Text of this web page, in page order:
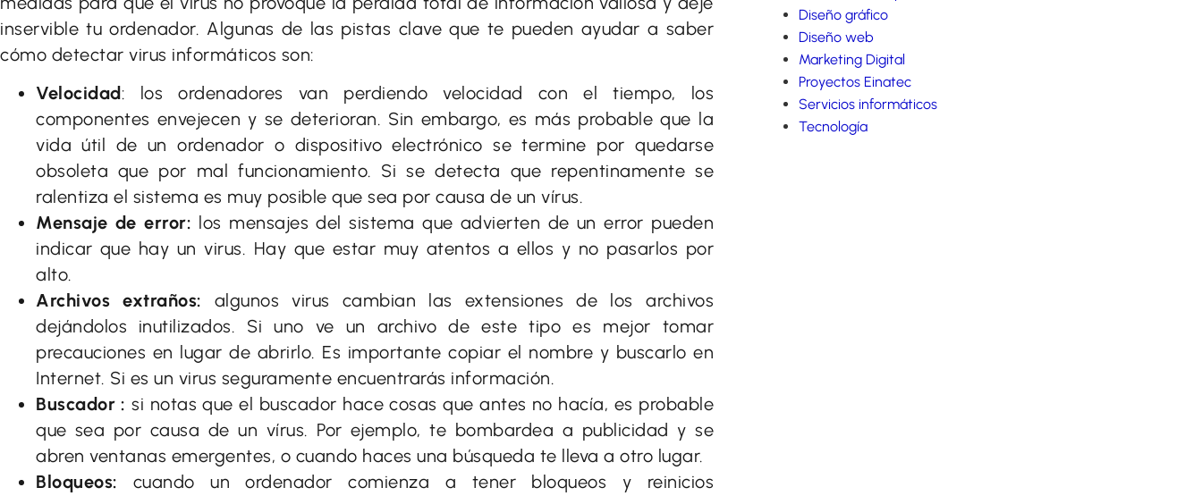
inservible tu ordenador. Algunas de las pistas clave que te pueden ayudar a saber
cómo detectar virus informáticos son:
Velocidad: los ordenadores van perdiendo velocidad con el tiempo, los
componentes envejecen y se deterioran. Sin embargo, es más probable que la
vida útil de un ordenador o dispositivo electrónico se termine por quedarse
obsoleta que por mal funcionamiento. Si se detecta que repentinamente se
ralentiza el sistema es muy posible que sea por causa de un vírus.
Mensaje de error: los mensajes del sistema que advierten de un error pueden
indicar que hay un virus. Hay que estar muy atentos a ellos y no pasarlos por
alto.
Archivos extraños: algunos virus cambian las extensiones de los archivos
dejándolos inutilizados. Si uno ve un archivo de este tipo es mejor tomar
precauciones en lugar de abrirlo. Es importante copiar el nombre y buscarlo en
Internet. Si es un virus seguramente encuentrarás información.
Buscador : si notas que el buscador hace cosas que antes no hacía, es probable
que sea por causa de un vírus. Por ejemplo, te bombardea a publicidad y se
abren ventanas emergentes, o cuando haces una búsqueda te lleva a otro lugar.
Bloqueos: cuando un ordenador comienza a tener bloqueos y reinicios
Diseño gráfico
Diseño web
Marketing Digital
Proyectos Einatec
Servicios informáticos
Tecnología